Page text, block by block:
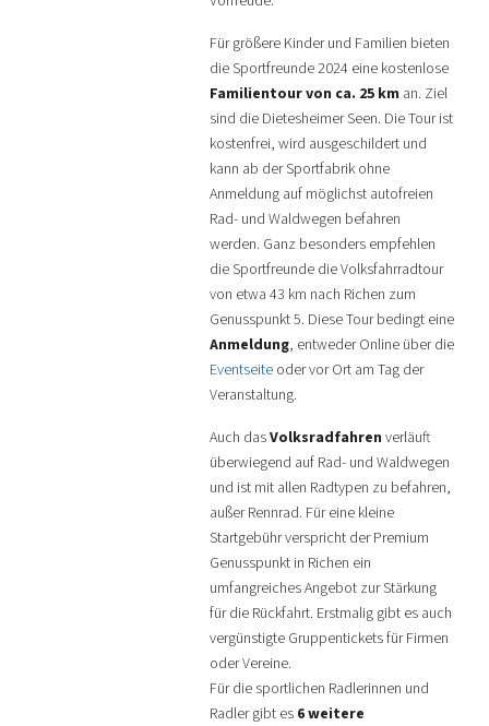
Für größere Kinder und Familien bieten
die Sportfreunde 2024 eine kostenlose
Familientour von ca. 25 km an. Ziel
sind die Dietesheimer Seen. Die Tour ist
kostenfrei, wird ausgeschildert und
kann ab der Sportfabrik ohne
Anmeldung auf möglichst autofreien
Rad- und Waldwegen befahren
werden. Ganz besonders empfehlen
die Sportfreunde die Volksfahrradtour
von etwa 43 km nach Richen zum
Genusspunkt 5. Diese Tour bedingt eine
Anmeldung, entweder Online über die
Eventseite oder vor Ort am Tag der
Veranstaltung.
Auch dasVolksradfahren verläuft
überwiegend auf Rad- und Waldwegen
und ist mit allen Radtypen zu befahren,
außer Rennrad. Für eine kleine
Startgebühr verspricht der Premium
Genusspunkt in Richen ein
umfangreiches Angebot zur Stärkung
für die Rückfahrt. Erstmalig gibt es auch
vergünstigte Gruppentickets für Firmen
oder Vereine.
Für die sportlichen Radlerinnen und
Radler gibt es 6 weitere